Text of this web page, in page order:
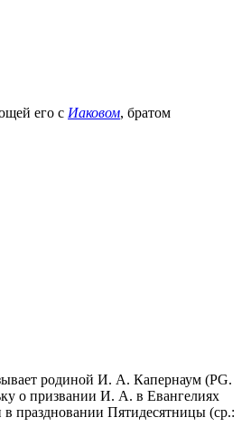
его с Иаковом, братом
родиной И. А. Капернаум (PG.
о призвании И. А. в Евангелиях
праздновании Пятидесятницы (ср.: